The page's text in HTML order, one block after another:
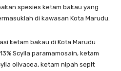
spesies ketam bakau yang
di kawasan Kota Marudu.
ketam bakau di Kota Marudu
Scylla paramamosain, ketam
olivacea, ketam nipah sepit